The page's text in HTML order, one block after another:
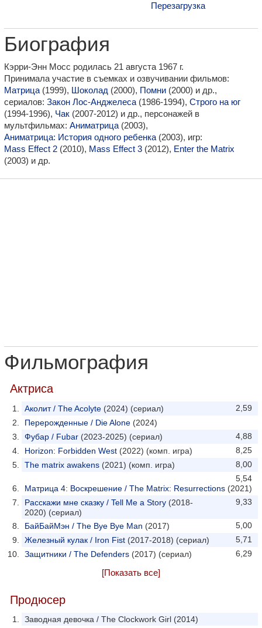
Перезагрузка
Биография
Кэрри-Энн Мосс родилась 21 августа 1967 г.
Принимала участие в съемках и озвучивании фильмов:
Матрица (1999), Шоколад (2000), Помни (2000) и др.,
сериалов: Закон Лос-Анджелеса (1986-1994), Строго на юг
(1994-1996), Чак (2007-2012) и др., персонажей в
мультфильмах: Аниматрица (2003),
Аниматрица: История одного ребенка (2003), игр:
Mass Effect 2 (2010), Mass Effect 3 (2012), Enter the Matrix
(2003) и др.
Фильмография
Актриса
2,59
Аколит / The Acolyte (2024) (сериал)
Перерожденные / Die Alone (2024)
4,88
Фубар / Fubar (2023-2025) (сериал)
8,25
Horizon: Forbidden West (2022) (комп. игра)
8,00
The matrix awakens (2021) (комп. игра)
5,54
Матрица 4: Воскрешение / The Matrix: Resurrections (2021)
9,33
Расскажи мне сказку / Tell Me a Story (2018-
2020) (сериал)
5,00
БайБайМэн / The Bye Bye Man (2017)
5,71
Железный кулак / Iron Fist (2017-2018) (сериал)
6,29
Защитники / The Defenders (2017) (сериал)
[Показать все]
Продюсер
Заводная девочка / The Clockwork Girl (2014)